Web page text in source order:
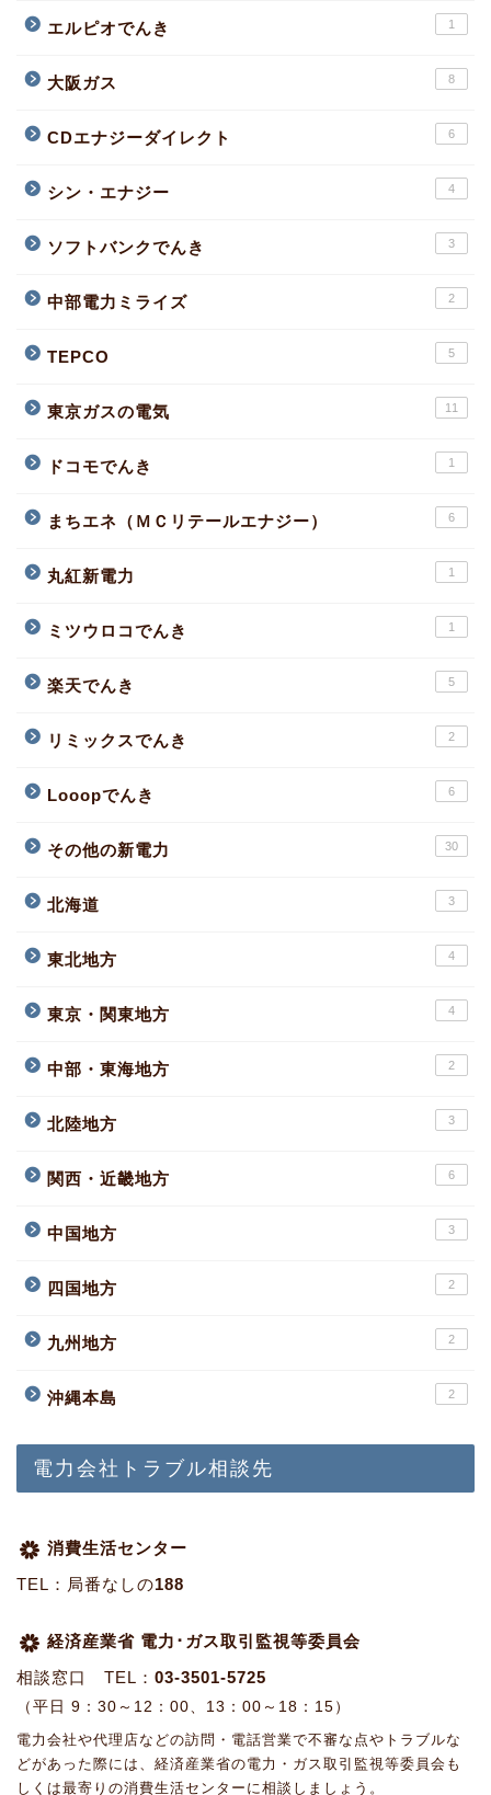
エルピオでんき 1
大阪ガス 8
CDエナジーダイレクト 6
シン・エナジー 4
ソフトバンクでんき 3
中部電力ミライズ 2
TEPCO 5
東京ガスの電気 11
ドコモでんき 1
まちエネ（ＭＣリテールエナジー） 6
丸紅新電力 1
ミツウロコでんき 1
楽天でんき 5
リミックスでんき 2
Looopでんき 6
その他の新電力 30
北海道 3
東北地方 4
東京・関東地方 4
中部・東海地方 2
北陸地方 3
関西・近畿地方 6
中国地方 3
四国地方 2
九州地方 2
沖縄本島 2
電力会社トラブル相談先
消費生活センター
TEL：局番なしの188
経済産業省 電力･ガス取引監視等委員会
相談窓口 TEL： 03-3501-5725
（平日 9：30～12：00、13：00～18：15）
電力会社や代理店などの訪問・電話営業で不審な点やトラブルな
どがあった際には、経済産業省の電力・ガス取引監視等委員会も
しくは最寄りの消費生活センターに相談しましょう。